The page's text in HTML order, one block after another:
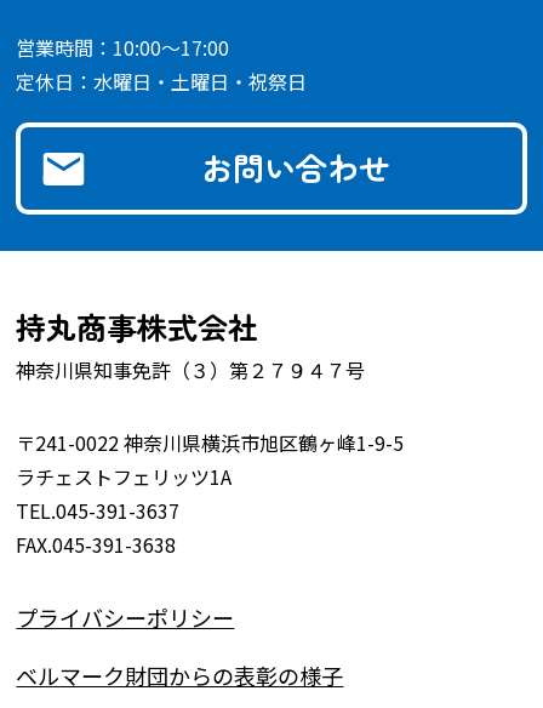
営業時間：10:00～17:00
定休日：水曜日・土曜日・祝祭日
お問い合わせ
持丸商事株式会社
神奈川県知事免許（３）第２７９４７号
〒241-0022 神奈川県横浜市旭区鶴ヶ峰1-9-5
ラチェストフェリッツ1A
TEL.045-391-3637
FAX.045-391-3638
プライバシーポリシー
ベルマーク財団からの表彰の様子